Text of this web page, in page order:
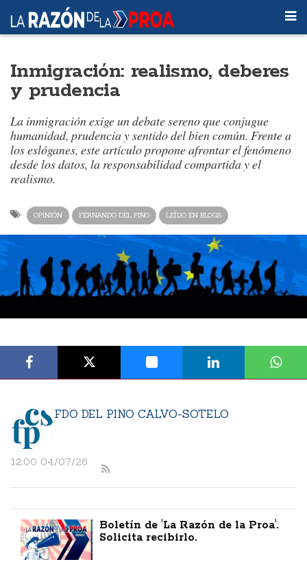
Inmigración: realismo, deberes
y prudencia
La inmigración exige un debate sereno que conjugue
humanidad, prudencia y sentido del bien común. Frente a
los eslóganes, este artículo propone afrontar el fenómeno
desde los datos, la responsabilidad compartida y el
realismo.
OPINIÓN FERNANDO DEL PINO LEÍDO EN BLOGS
FDO DEL PINO CALVO-SOTELO
12:00 04/07/26
Boletín de 'La Razón de la Proa'.
Solicita recibirlo.